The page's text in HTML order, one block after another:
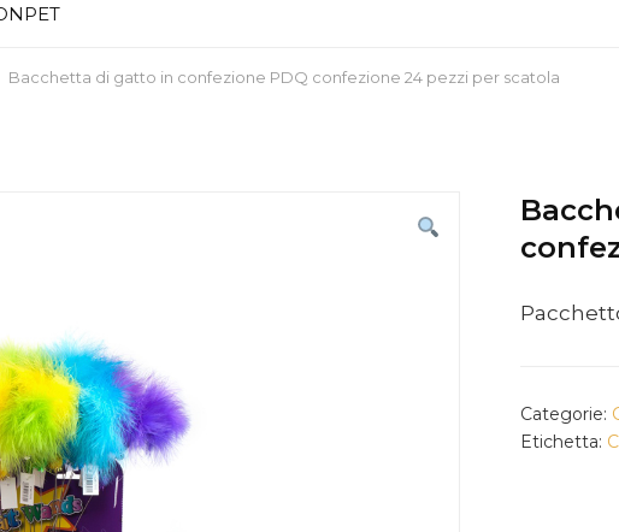
Bacchetta di gatto in confezione PDQ confezione 24 pezzi per scatola
Categorie:
Etichetta: